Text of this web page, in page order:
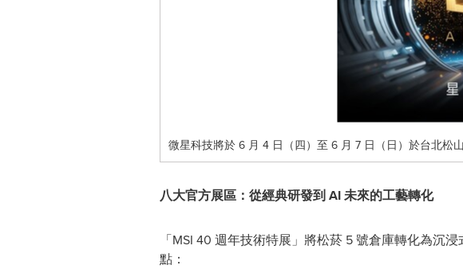
微星科技將於 6 月 4 日（四）至 6 月 7 日（日）於台北松
八大官方展區：從經典研發到AI未來的工藝轉化
「MSI 40 週年技術特展」將松菸 5 號倉庫轉化為沉
點：